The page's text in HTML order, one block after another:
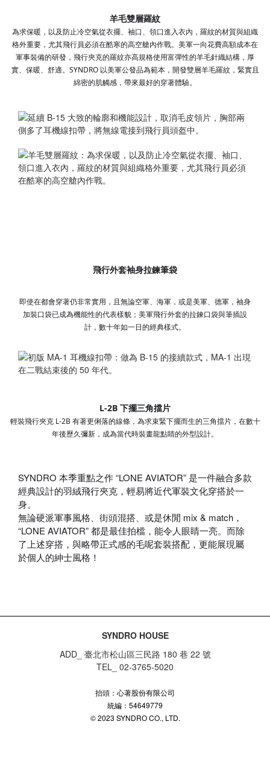
羊毛雙層羅紋
為求保暖，以及防止冷空氣從衣擺、袖口、領口進入衣內， 羅紋的材質與組織
格外重要，尤其飛行員必須在酷寒的高空艙內作戰。美軍一向花費高額成本在
軍事裝備的研發，飛行夾克的羅紋亦高規格使用富彈性的羊毛針織結構，厚
實、保暖、舒適。 SYNDRO 以美軍公發品為範本，開發雙層羊毛羅紋，緊實且
綿密的肌觸感，帶來最好的穿著體驗。
飛行外套袖身拉鍊筆袋
即使在都會穿著仍非常實用，且無論空軍、海軍，或是美軍、德軍，袖身
加裝口袋已成為機能性的代表樣貌；美軍飛行外套的拉鍊口袋與筆插設
計，數十年如一日的經典樣式。
L-2B 下擺三角擋片
輕裝飛行夾克 L-2B 有著更俐落的線條，為求束緊下擺而生的三角擋片，在數十
年後歷久彌新，成為當代時裝畫龍點睛的外型設計。
SYNDRO 本季重點之作 “LONE AVIATOR” 是一件融合多款
經典設計的羽絨飛行夾克，輕易將近代軍裝文化穿搭於一
身。
無論硬派軍事風格、街頭混搭、或是休閒 mix & match，
“LONE AVIATOR” 都是最佳拍檔，能令人眼睛一亮。而除
了上述穿搭，與略帶正式感的毛呢套裝搭配，更能展現屬
於個人的紳士風格！
SYNDRO HOUSE
ADD_ 臺北市松山區三民路 180 巷 22 號
TEL_ 02-3765-5020
抬頭：心著股份有限公司
統編：54649779
© 2023 SYNDRO CO., LTD.